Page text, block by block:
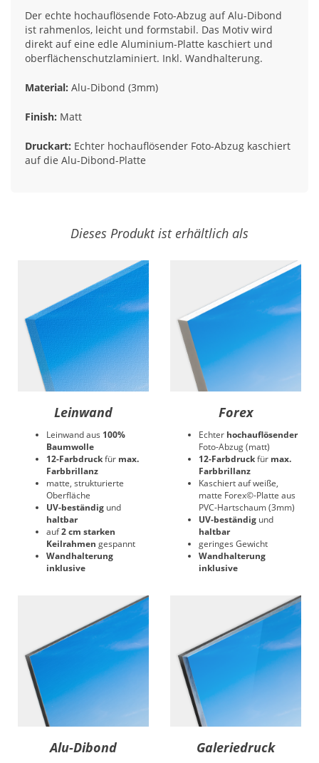
Der echte hochauflösende Foto-Abzug auf Alu-Dibond
ist rahmenlos, leicht und formstabil. Das Motiv wird
direkt auf eine edle Aluminium-Platte kaschiert und
oberflächenschutzlaminiert. Inkl. Wandhalterung.
Material: Alu-Dibond (3mm)
Finish: Matt
Druckart: Echter hochauflösender Foto-Abzug kaschiert
auf die Alu-Dibond-Platte
Dieses Produkt ist erhältlich als
Leinwand
Leinwand aus 100%
Baumwolle
12-Farbdruckfür max.
Farbbrillanz
matte, strukturierte
Oberfläche
UV-beständig und
haltbar
auf2 cm starken
Keilrahmen gespannt
Wandhalterung
inklusive
Forex
Echter hochauflösender
Foto-Abzug (matt)
12-Farbdruckfür max.
Farbbrillanz
Kaschiert auf weiße,
matte Forex©-Platte aus
PVC-Hartschaum (3mm)
UV-beständig und
haltbar
geringes Gewicht
Wandhalterung
inklusive
Alu-Dibond Galeriedruck